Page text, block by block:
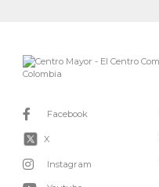
Facebook
X
Instagram